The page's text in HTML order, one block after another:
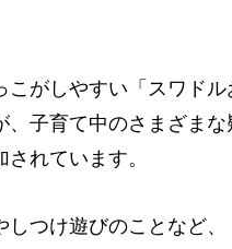
がしやすい「スワド
子育て中のさまざま
れています。
つけ遊びのことなど